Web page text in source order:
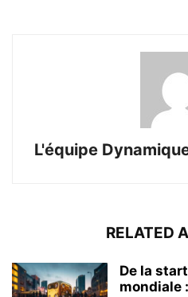
L'équipe
RELATED
De la
mondiale